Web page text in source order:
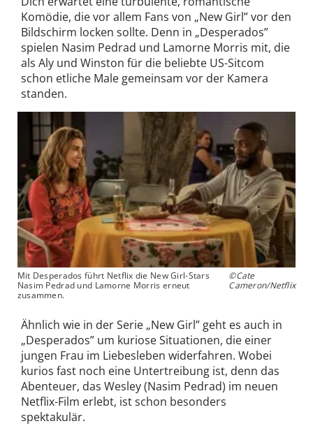
Komödie, die vor allem Fans von „New Girl” vor den
Bildschirm locken sollte. Denn in „Desperados”
spielen Nasim Pedrad und Lamorne Morris mit, die
als Aly und Winston für die beliebte US-Sitcom
schon etliche Male gemeinsam vor der Kamera
standen.
Mit Desperados führt Netflix die New Girl-Stars
Nasim Pedrad und Lamorne Morris erneut
zusammen.
©Cate
Cameron/Netflix
Ähnlich wie in der Serie „New Girl” geht es auch in
„Desperados” um kuriose Situationen, die einer
jungen Frau im Liebesleben widerfahren. Wobei
kurios fast noch eine Untertreibung ist, denn das
Abenteuer, das Wesley (Nasim Pedrad) im neuen
Netflix-Film erlebt, ist schon besonders
spektakulär.